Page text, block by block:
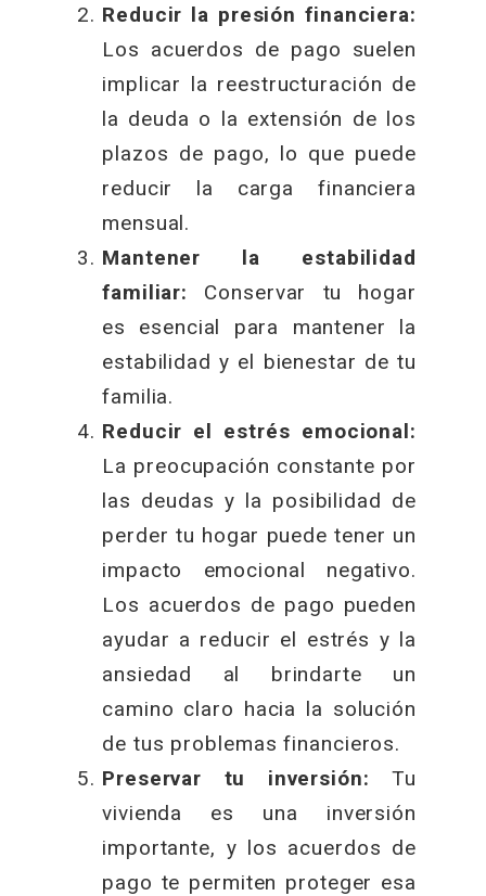
Reducir la presión financiera:
Los acuerdos de pago suelen
implicar la reestructuración de
la deuda o la extensión de los
plazos de pago, lo que puede
reducir la carga financiera
mensual.
Mantener la estabilidad
familiar: Conservar tu hogar
es esencial para mantener la
estabilidad y el bienestar de tu
familia.
Reducir el estrés emocional:
La preocupación constante por
las deudas y la posibilidad de
perder tu hogar puede tener un
impacto emocional negativo.
Los acuerdos de pago pueden
ayudar a reducir el estrés y la
ansiedad al brindarte un
camino claro hacia la solución
de tus problemas financieros.
Preservar tu inversión: Tu
vivienda es una inversión
importante, y los acuerdos de
pago te permiten proteger esa